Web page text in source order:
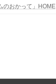
のおかって」HOME